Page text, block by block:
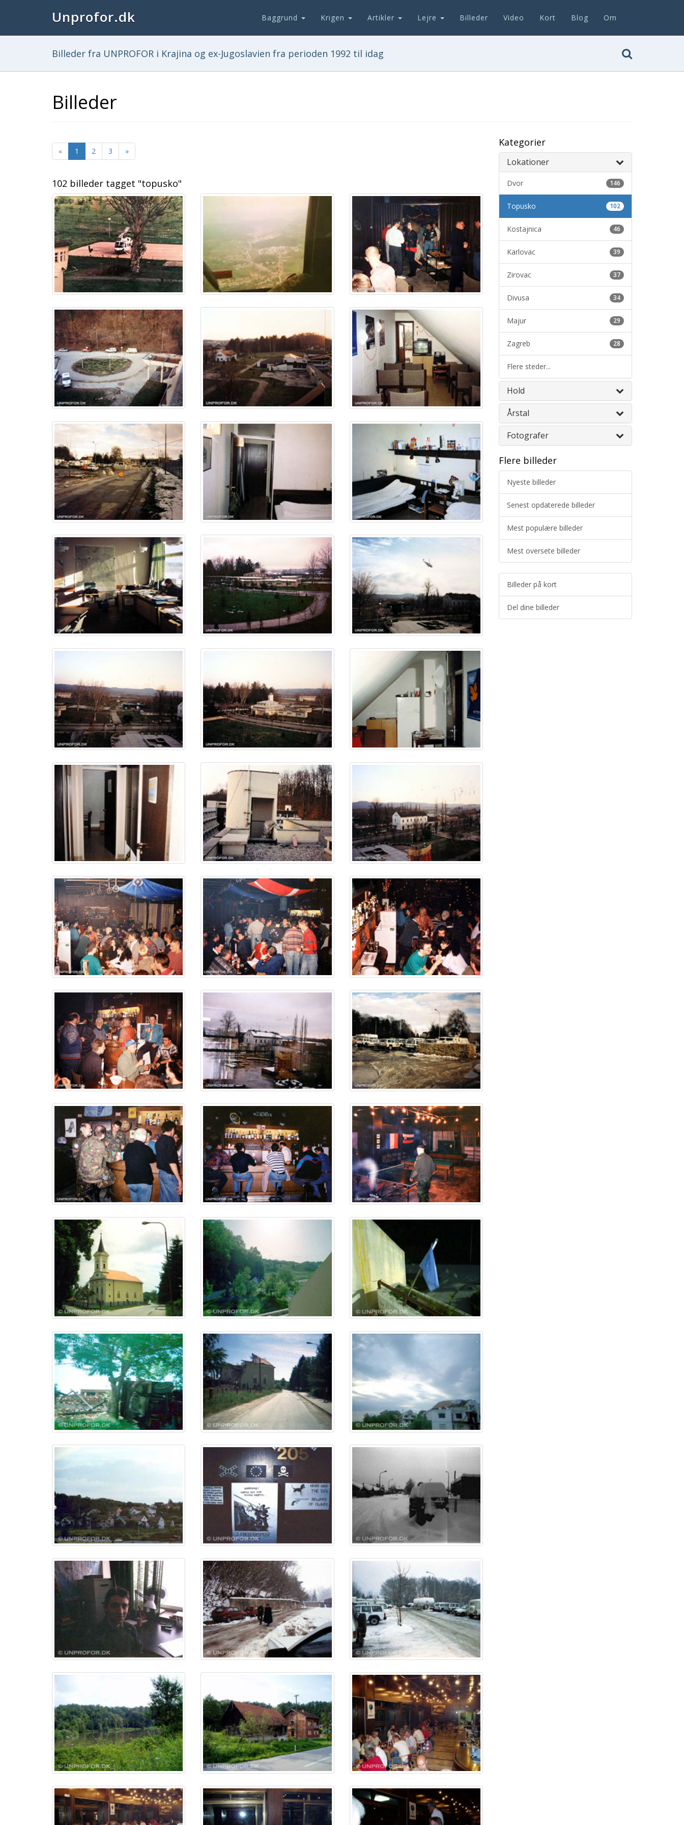
Unprofor.dk Baggrund Krigen Artikler Lejre Billeder Video Kort Blog Om
Billeder fra UNPROFOR i Krajina og ex-Jugoslavien fra perioden 1992 til idag
Billeder
« 1 2 3 »
102 billeder tagget "topusko"
Kategorier
Lokationer
146
Dvor
102
Topusko
46
Kostajnica
39
Karlovac
37
Zirovac
34
Divusa
29
Majur
28
Zagreb
Flere steder...
Hold
Årstal
Fotografer
Flere billeder
Nyeste billeder
Senest opdaterede billeder
Mest populære billeder
Mest oversete billeder
Billeder på kort
Del dine billeder